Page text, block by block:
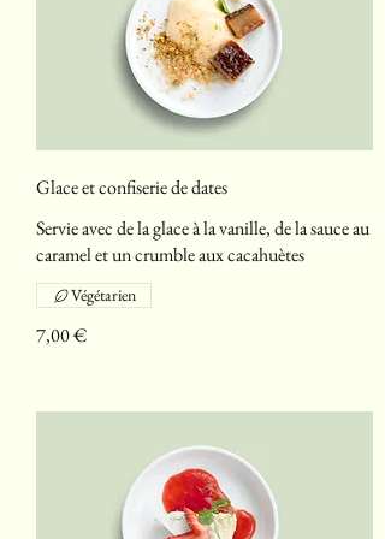
Glace et confiserie de dates
Servie avec de la glace à la vanille, de la sauce au
caramel et un crumble aux cacahuètes
7,00 €
Végétarien